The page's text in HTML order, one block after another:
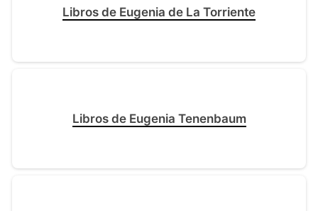
Libros de Eugenia de La Torriente
Libros de Eugenia Tenenbaum